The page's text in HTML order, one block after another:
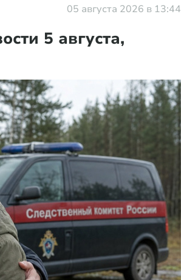
05 августа 2026 в 13:44
5 августа,